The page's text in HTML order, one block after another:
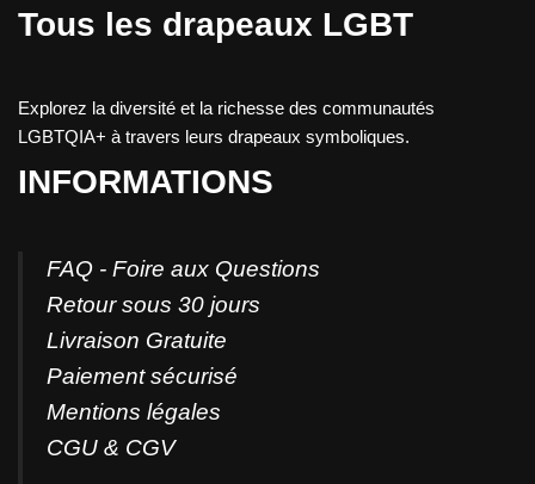
Tous les drapeaux LGBT
Explorez la diversité et la richesse des communautés
LGBTQIA+ à travers leurs drapeaux symboliques.
INFORMATIONS
FAQ - Foire aux Questions
Retour sous 30 jours
Livraison Gratuite
Paiement sécurisé
Mentions légales
CGU & CGV